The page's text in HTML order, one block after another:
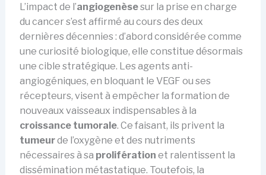
L’impact de l’angiogenèsesur la prise en charge
du cancer s’est affirmé au cours des deux
dernières décennies : d’abord considérée comme
une curiosité biologique, elle constitue désormais
une cible stratégique. Les agents anti-
angiogéniques, en bloquant le VEGF ou ses
récepteurs, visent à empêcher la formation de
nouveaux vaisseaux indispensables à la
croissance tumorale. Ce faisant, ils privent la
tumeurde l’oxygène et des nutriments
nécessaires à sa prolifération et ralentissent la
dissémination métastatique. Toutefois, la